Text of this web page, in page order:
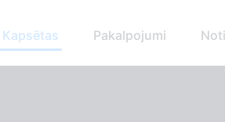
Kapsētas Pakalpojumi